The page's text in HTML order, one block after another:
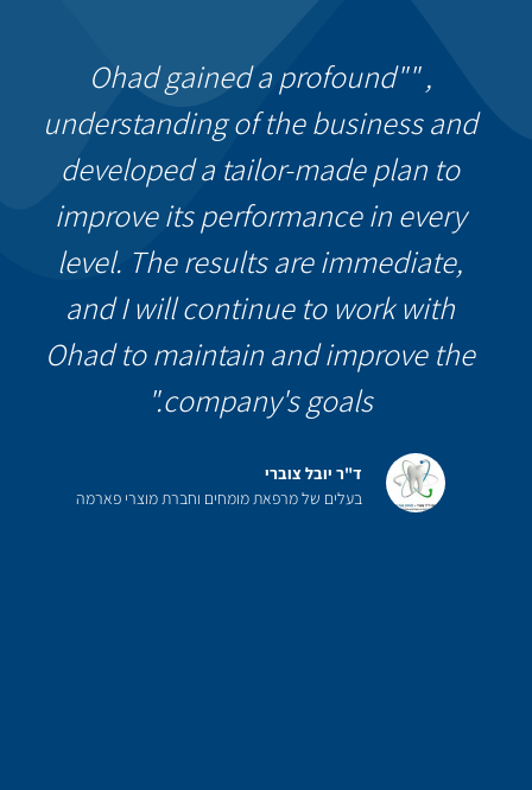
, ""Ohad gained a profound
understanding of the business and
developed a tailor-made plan to
improve its performance in every
level. The results are immediate,
and I will continue to work with
Ohad to maintain and improve the
company's goals."
ד"ר יובל צוברי
בעלים של מרפאת מומחים וחברת מוצרי פארמה